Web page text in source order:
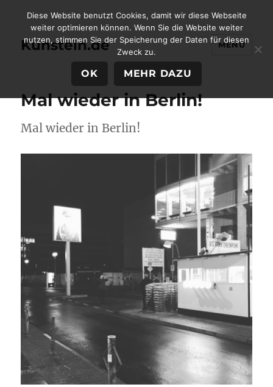
Kunstein.de MENÜ
Mal wieder in Berlin!
Mal wieder in Berlin!
Diese Website benutzt Cookies, damit wir diese Webseite
weiter optimieren können. Wenn Sie die Website weiter
nutzen, stimmen Sie der Speicherung der Daten für diesen
Zweck zu.
OK MEHR DAZU